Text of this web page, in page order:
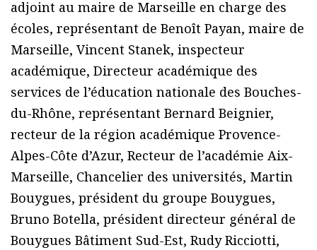
adjoint au maire de Marseille en charge des
écoles, représentant de Benoît Payan, maire de
Marseille, Vincent Stanek, inspecteur
académique, Directeur académique des
services de l’éducation nationale des Bouches-
du-Rhône, représentant Bernard Beignier,
recteur de la région académique Provence-
Alpes-Côte d’Azur, Recteur de l’académie Aix-
Marseille, Chancelier des universités, Martin
Bouygues, président du groupe Bouygues,
Bruno Botella, président directeur général de
Bouygues Bâtiment Sud-Est, Rudy Ricciotti,